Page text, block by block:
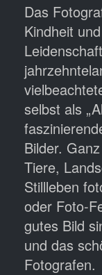
Das
Kindheit
selbst als
Bilder.
Tiere,
Stillleben
oder Foto-
gutes Bild
und das
Fotografen.